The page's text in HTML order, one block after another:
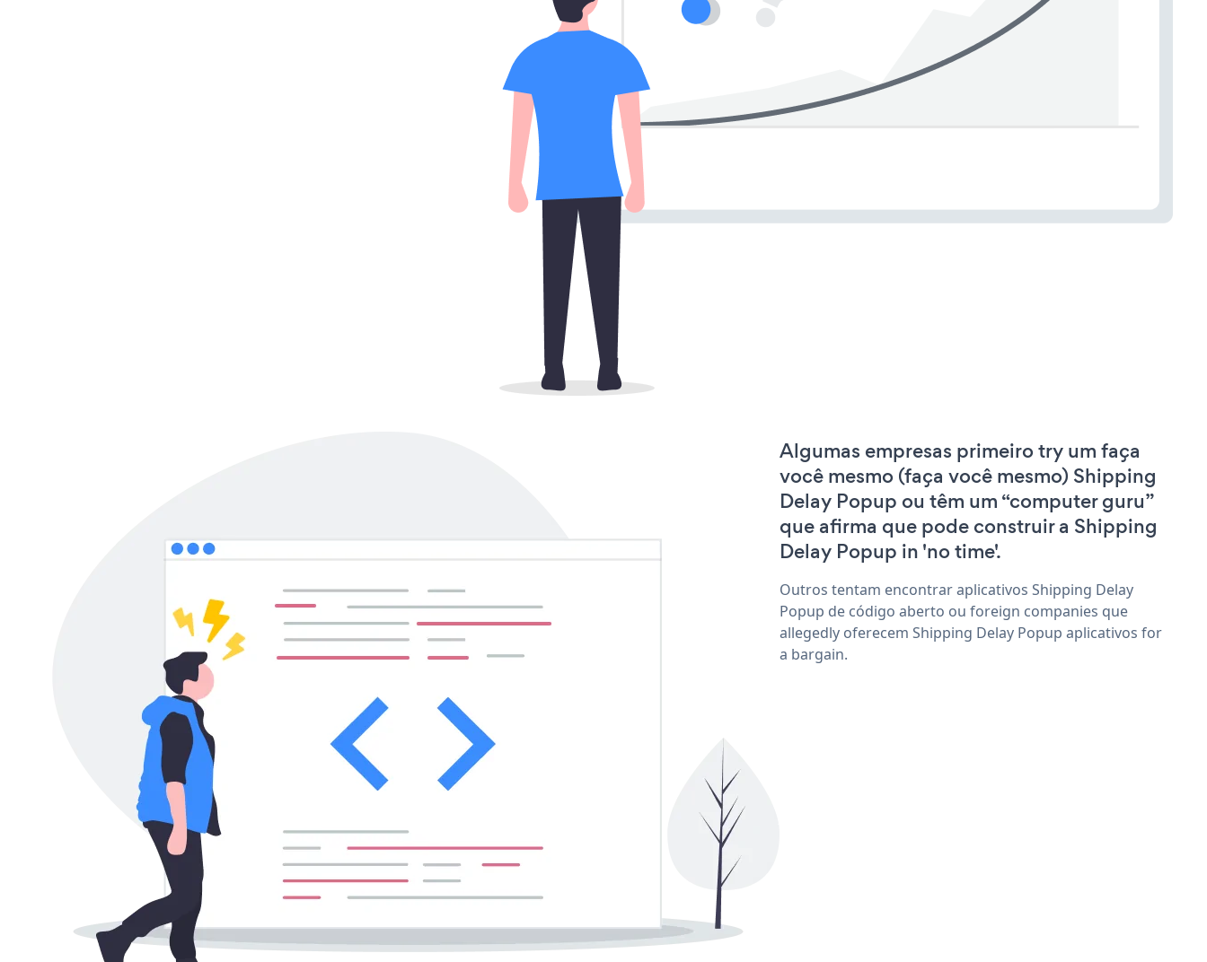
Algumas empresas primeiro try um faça
você mesmo (faça você mesmo) Shipping
Delay Popup ou têm um “computer guru”
que afirma que pode construir a Shipping
Delay Popup in 'no time'.
Outros tentam encontrar aplicativos Shipping Delay
Popup de código aberto ou foreign companies que
allegedly oferecem Shipping Delay Popup aplicativos for
a bargain.